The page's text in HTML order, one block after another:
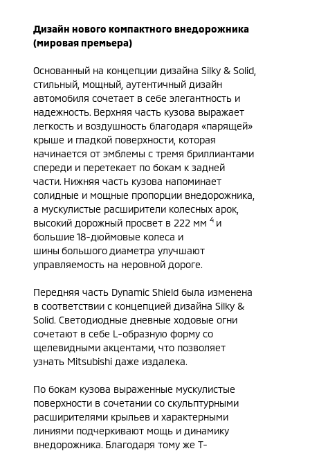
Дизайн нового компактного внедорожника
(мировая премьера)
Основанный на концепции дизайна Silky & Solid,
стильный, мощный, аутентичный дизайн
автомобиля сочетает в себе элегантность и
надежность. Верхняя часть кузова выражает
легкость и воздушность благодаря «парящей»
крыше и гладкой поверхности, которая
начинается от эмблемы с тремя бриллиантами
спереди и перетекает по бокам к задней
части. Нижняя часть кузова напоминает
солидные и мощные пропорции внедорожника,
а мускулистые расширители колесных арок,
высокий дорожный просвет в 222 мм 4 и
большие 18-дюймовые колеса и
шины большого диаметра улучшают
управляемость на неровной дороге.
Передняя часть Dynamic Shield была изменена
в соответствии с концепцией дизайна Silky &
Solid. Светодиодные дневные ходовые огни
сочетают в себе L-образную форму со
щелевидными акцентами, что позволяет
узнать Mitsubishi даже издалека.
По бокам кузова выраженные мускулистые
поверхности в сочетании со скульптурными
расширителями крыльев и характерными
линиями подчеркивают мощь и динамику
внедорожника. Благодаря тому же Т-